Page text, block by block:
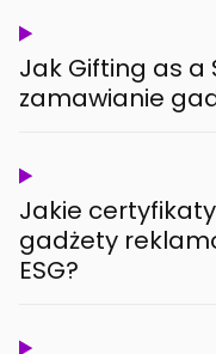
Jak Gifting as a
zamawianie
Jakie
gadżety
ESG?